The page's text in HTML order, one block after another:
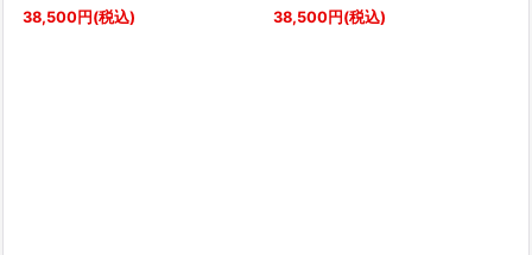
38,500円 (税込)
38,500円 (税込)